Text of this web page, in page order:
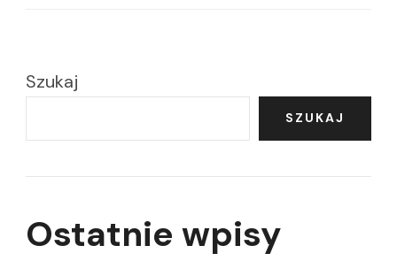
Szukaj
SZUKAJ
Ostatnie wpisy